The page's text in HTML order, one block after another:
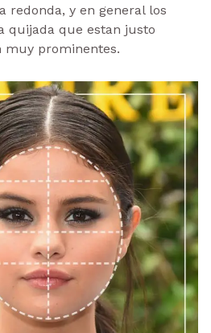
redonda, y en general los
quijada que estan justo
muy prominentes.